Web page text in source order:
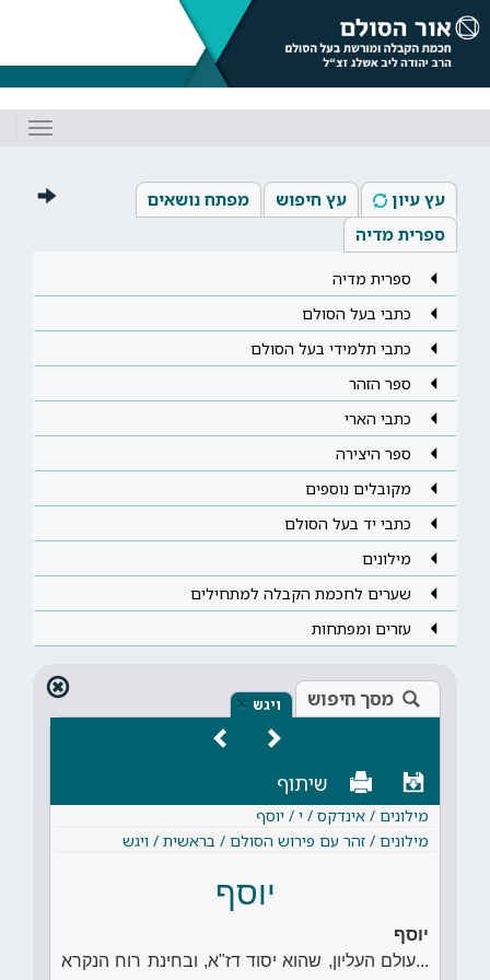
עץ עיון עץ חיפוש
מפתח נושאים
ספרית מדיה
ספרית מדיה
כתבי בעל הסולם
כתבי תלמידי בעל הסולם
ספר הזהר
כתבי הארי
ספר היצירה
מקובלים נוספים
כתבי יד בעל הסולם
מילונים
שערים לחכמת הקבלה למתחילים
עזרים ומפתחות
מסך חיפוש ויגש ×
שיתוף
מילונים / אינדקס / י / יוסף
מילונים / זהר עם פירוש הסולם / בראשית / ויגש
יוסף
יוסף
...עולם העליון, שהוא יסוד דז"א, ובחינת רוח הנקרא